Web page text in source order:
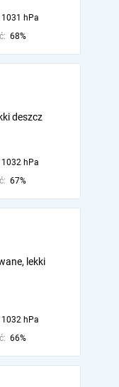
1031 hPa
68%
deszcz
1032 hPa
67%
lekki
1032 hPa
66%